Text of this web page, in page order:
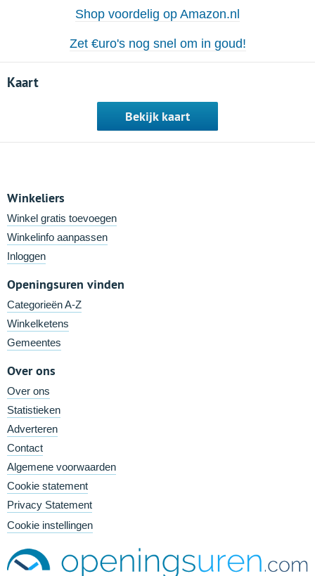
Shop voordelig op Amazon.nl
Zet €uro's nog snel om in goud!
Kaart
Bekijk kaart
Winkeliers
Winkel gratis toevoegen
Winkelinfo aanpassen
Inloggen
Openingsuren vinden
Categorieën A-Z
Winkelketens
Gemeentes
Over ons
Over ons
Statistieken
Adverteren
Contact
Algemene voorwaarden
Cookie statement
Privacy Statement
Cookie instellingen